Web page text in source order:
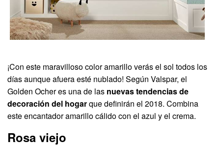
¡Con este maravilloso color amarillo verás el sol todos los
días aunque afuera esté nublado! Según Valspar, el
Golden Ocher es una de las nuevas tendencias de
decoración del hogarque definirán el 2018. Combina
este encantador amarillo cálido con el azul y el crema.
Rosa viejo